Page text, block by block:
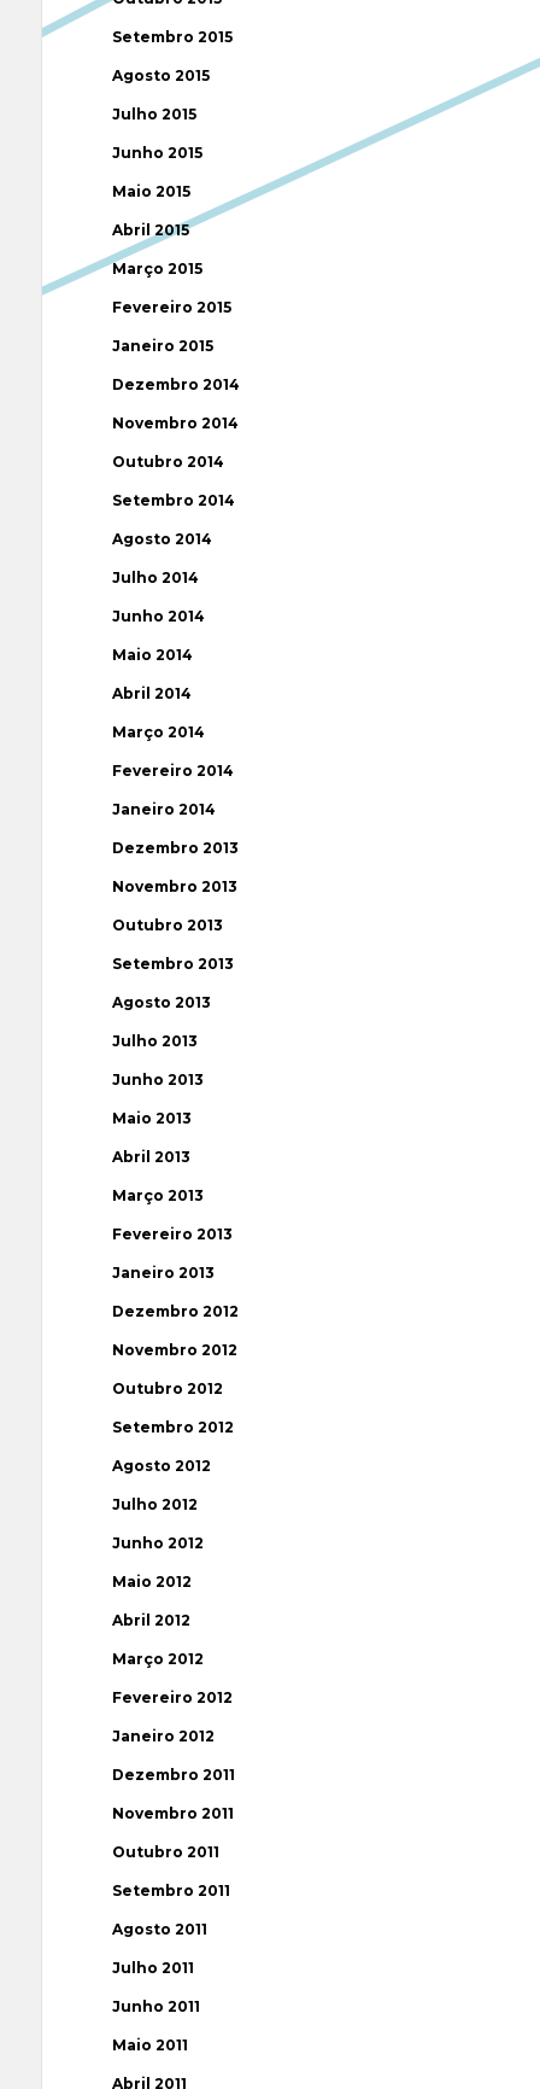
Setembro 2015
Agosto 2015
Julho 2015
Junho 2015
Maio 2015
Abril 2015
Março 2015
Fevereiro 2015
Janeiro 2015
Dezembro 2014
Novembro 2014
Outubro 2014
Setembro 2014
Agosto 2014
Julho 2014
Junho 2014
Maio 2014
Abril 2014
Março 2014
Fevereiro 2014
Janeiro 2014
Dezembro 2013
Novembro 2013
Outubro 2013
Setembro 2013
Agosto 2013
Julho 2013
Junho 2013
Maio 2013
Abril 2013
Março 2013
Fevereiro 2013
Janeiro 2013
Dezembro 2012
Novembro 2012
Outubro 2012
Setembro 2012
Agosto 2012
Julho 2012
Junho 2012
Maio 2012
Abril 2012
Março 2012
Fevereiro 2012
Janeiro 2012
Dezembro 2011
Novembro 2011
Outubro 2011
Setembro 2011
Agosto 2011
Julho 2011
Junho 2011
Maio 2011
Abril 2011